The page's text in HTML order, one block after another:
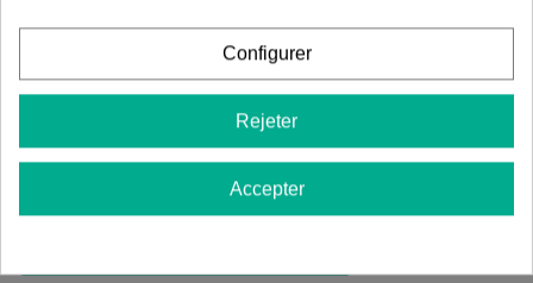
Petit Chalumeau Pour Vaponic
(8)
5,60 €
Configurer
Rejeter
Accepter